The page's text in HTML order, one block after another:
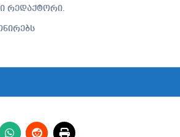
რედაქტორი.